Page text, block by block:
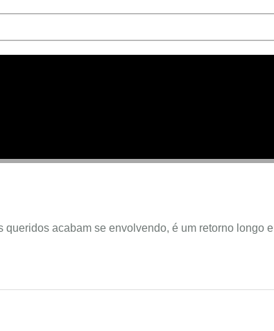
queridos acabam se envolvendo, é um retorno longo e